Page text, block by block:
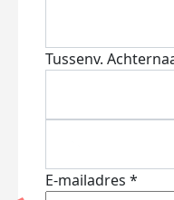
Tussenv.
E-mailadres *